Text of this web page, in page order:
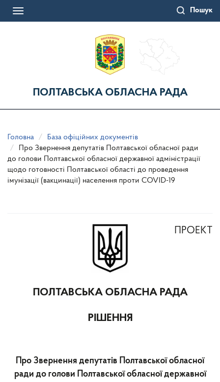
Пошук
Toggle
ПОЛТАВСЬКА ОБЛАСНА РАДА
Головна
База офіційних документів
Про Звернення депутатів Полтавської обласної ради
до голови Полтавської обласної державної адміністрації
щодо готовності Полтавської області до проведення
імунізації (вакцинації) населення проти COVID-19
ПРОЕКТ
ПОЛТАВСЬКА ОБЛАСНА РАДА
РІШЕННЯ
Про Звернення депутатів Полтавської обласної
ради до голови Полтавської обласної державної